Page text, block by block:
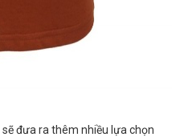
sẽ đưa ra thêm nhiều lựa chọn